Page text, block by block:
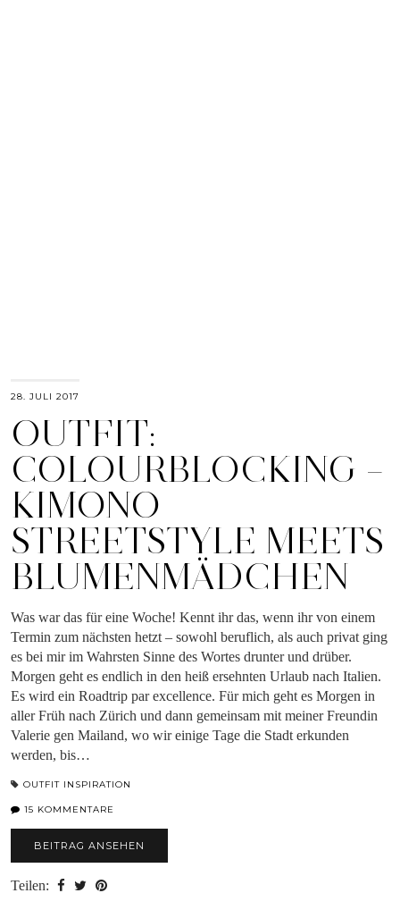
28. JULI 2017
OUTFIT:
COLOURBLOCKING –
KIMONO
STREETSTYLE MEETS
BLUMENMÄDCHEN
Was war das für eine Woche! Kennt ihr das, wenn ihr von einem
Termin zum nächsten hetzt – sowohl beruflich, als auch privat ging
es bei mir im Wahrsten Sinne des Wortes drunter und drüber.
Morgen geht es endlich in den heiß ersehnten Urlaub nach Italien.
Es wird ein Roadtrip par excellence. Für mich geht es Morgen in
aller Früh nach Zürich und dann gemeinsam mit meiner Freundin
Valerie gen Mailand, wo wir einige Tage die Stadt erkunden
werden, bis…
OUTFIT INSPIRATION
15 KOMMENTARE
BEITRAG ANSEHEN
Teilen: